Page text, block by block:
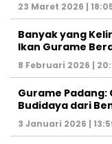
23 Maret 2026 |
Banyak yang
Ikan Gurame
8 Februari 2026 |
Gurame Padang:
Budidaya dari
3 Januari 2026 |